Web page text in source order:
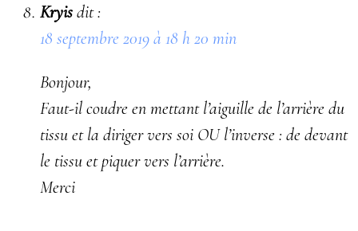
Kryisdit :
18 septembre 2019 à 18 h 20 min
Bonjour,
Faut-il coudre en mettant l’aiguille de l’arrière du
tissu et la diriger vers soi OU l’inverse : de devant
le tissu et piquer vers l’arrière.
Merci